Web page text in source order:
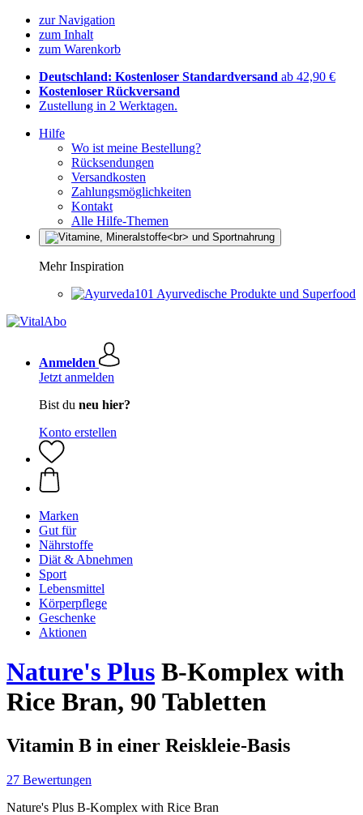
zur Navigation
zum Inhalt
zum Warenkorb
Deutschland: Kostenloser Standardversand ab 42,90 €
Kostenloser Rückversand
Zustellung in 2 Werktagen.
Hilfe
Wo ist meine Bestellung?
Rücksendungen
Versandkosten
Zahlungsmöglichkeiten
Kontakt
Alle Hilfe-Themen
Mehr Inspiration
Ayurvedische Produkte und Superfood
Anmelden
Jetzt anmelden
Bist du neu hier?
Konto erstellen
Marken
Gut für
Nährstoffe
Diät & Abnehmen
Sport
Lebensmittel
Körperpflege
Geschenke
Aktionen
Nature's Plus B-Komplex with
Rice Bran, 90 Tabletten
Vitamin B in einer Reiskleie-Basis
27 Bewertungen
Nature's Plus B-Komplex with Rice Bran